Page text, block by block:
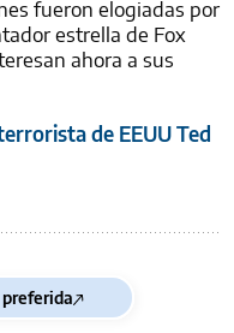
fueron elogiadas por
estrella de Fox
ahora a sus
de EEUU Ted